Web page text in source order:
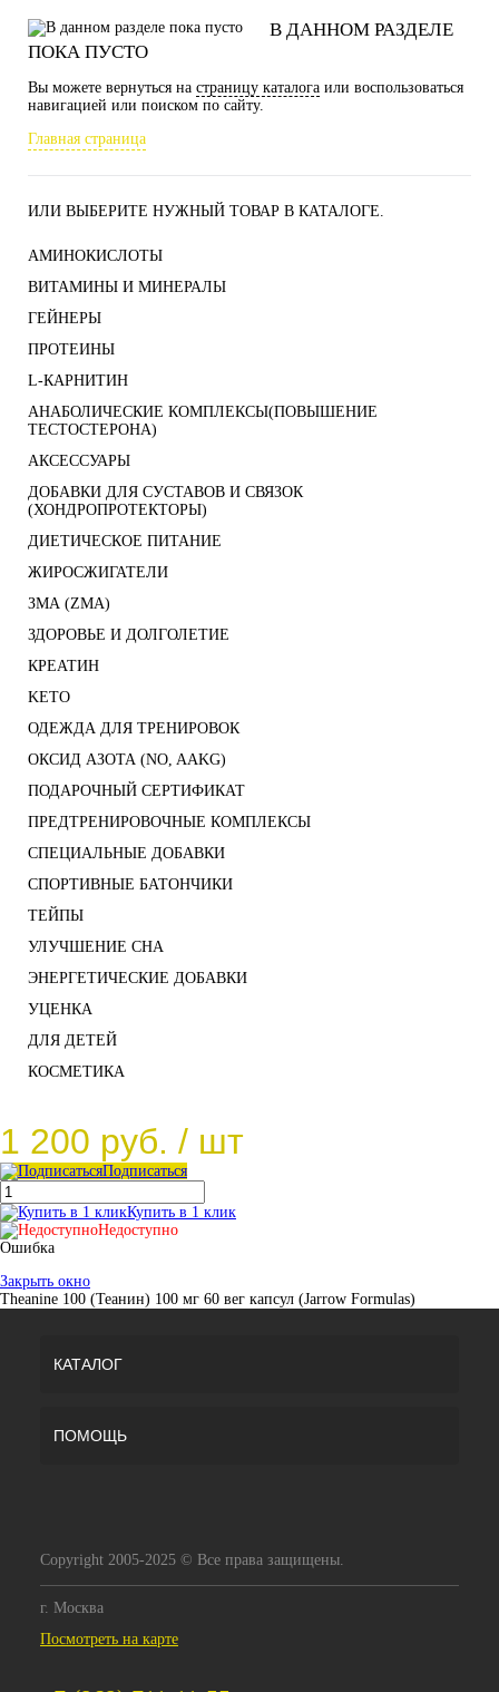
В ДАННОМ РАЗДЕЛЕ
ПОКА ПУСТО
Вы можете вернуться на страницу каталога или воспользоваться
навигацией или поиском по сайту.
Главная страница
ИЛИ ВЫБЕРИТЕ НУЖНЫЙ ТОВАР В КАТАЛОГЕ.
АМИНОКИСЛОТЫ
ВИТАМИНЫ И МИНЕРАЛЫ
ГЕЙНЕРЫ
ПРОТЕИНЫ
L-КАРНИТИН
АНАБОЛИЧЕСКИЕ КОМПЛЕКСЫ(ПОВЫШЕНИЕ
ТЕСТОСТЕРОНА)
АКСЕССУАРЫ
ДОБАВКИ ДЛЯ СУСТАВОВ И СВЯЗОК
(ХОНДРОПРОТЕКТОРЫ)
ДИЕТИЧЕСКОЕ ПИТАНИЕ
ЖИРОСЖИГАТЕЛИ
ЗМА (ZMA)
ЗДОРОВЬЕ И ДОЛГОЛЕТИЕ
КРЕАТИН
KETO
ОДЕЖДА ДЛЯ ТРЕНИРОВОК
ОКСИД АЗОТА (NO, AAKG)
ПОДАРОЧНЫЙ СЕРТИФИКАТ
ПРЕДТРЕНИРОВОЧНЫЕ КОМПЛЕКСЫ
СПЕЦИАЛЬНЫЕ ДОБАВКИ
СПОРТИВНЫЕ БАТОНЧИКИ
ТЕЙПЫ
УЛУЧШЕНИЕ СНА
ЭНЕРГЕТИЧЕСКИЕ ДОБАВКИ
УЦЕНКА
ДЛЯ ДЕТЕЙ
КОСМЕТИКА
1 200 руб. / шт
Подписаться
Купить в 1 клик
Недоступно
Ошибка
Закрыть окно
Theanine 100 (Теанин) 100 мг 60 вег капсул (Jarrow Formulas)
КАТАЛОГ
ПОМОЩЬ
Copyright 2005-2025 © Все права защищены.
г. Москва
Посмотреть на карте